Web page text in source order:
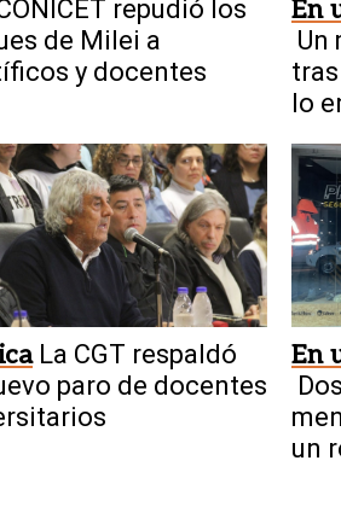
repudió los
de Milei a
y docentes
En
Un
lo
La CGT respaldó
paro de docentes
En
un